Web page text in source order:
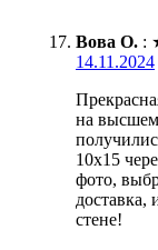
Вова О. :
14.11.2024
на
10х15
фото,
доставка,
стене!